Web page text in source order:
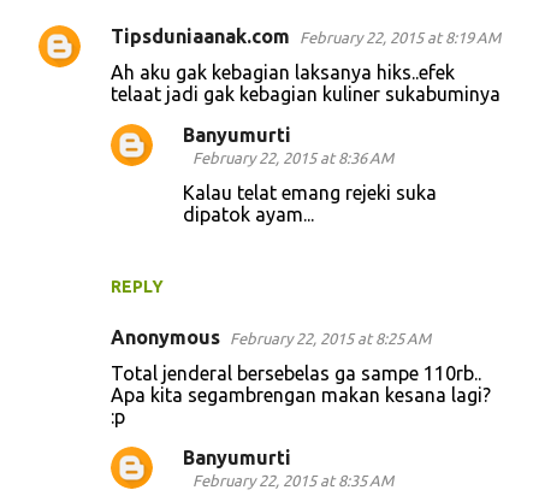
e
Tipsduniaanak.com February 22, 2015 at 8:19 AM
Ah aku gak kebagian laksanya hiks..efek
telaat jadi gak kebagian kuliner sukabuminya
REPLY
Banyumurti
February 22, 2015 at 8:36 AM
Kalau telat emang rejeki suka
dipatok ayam...
Anonymous February 22, 2015 at 8:25 AM
Total jenderal bersebelas ga sampe 110rb..
Apa kita segambrengan makan kesana lagi?
:p
Banyumurti
February 22, 2015 at 8:35 AM